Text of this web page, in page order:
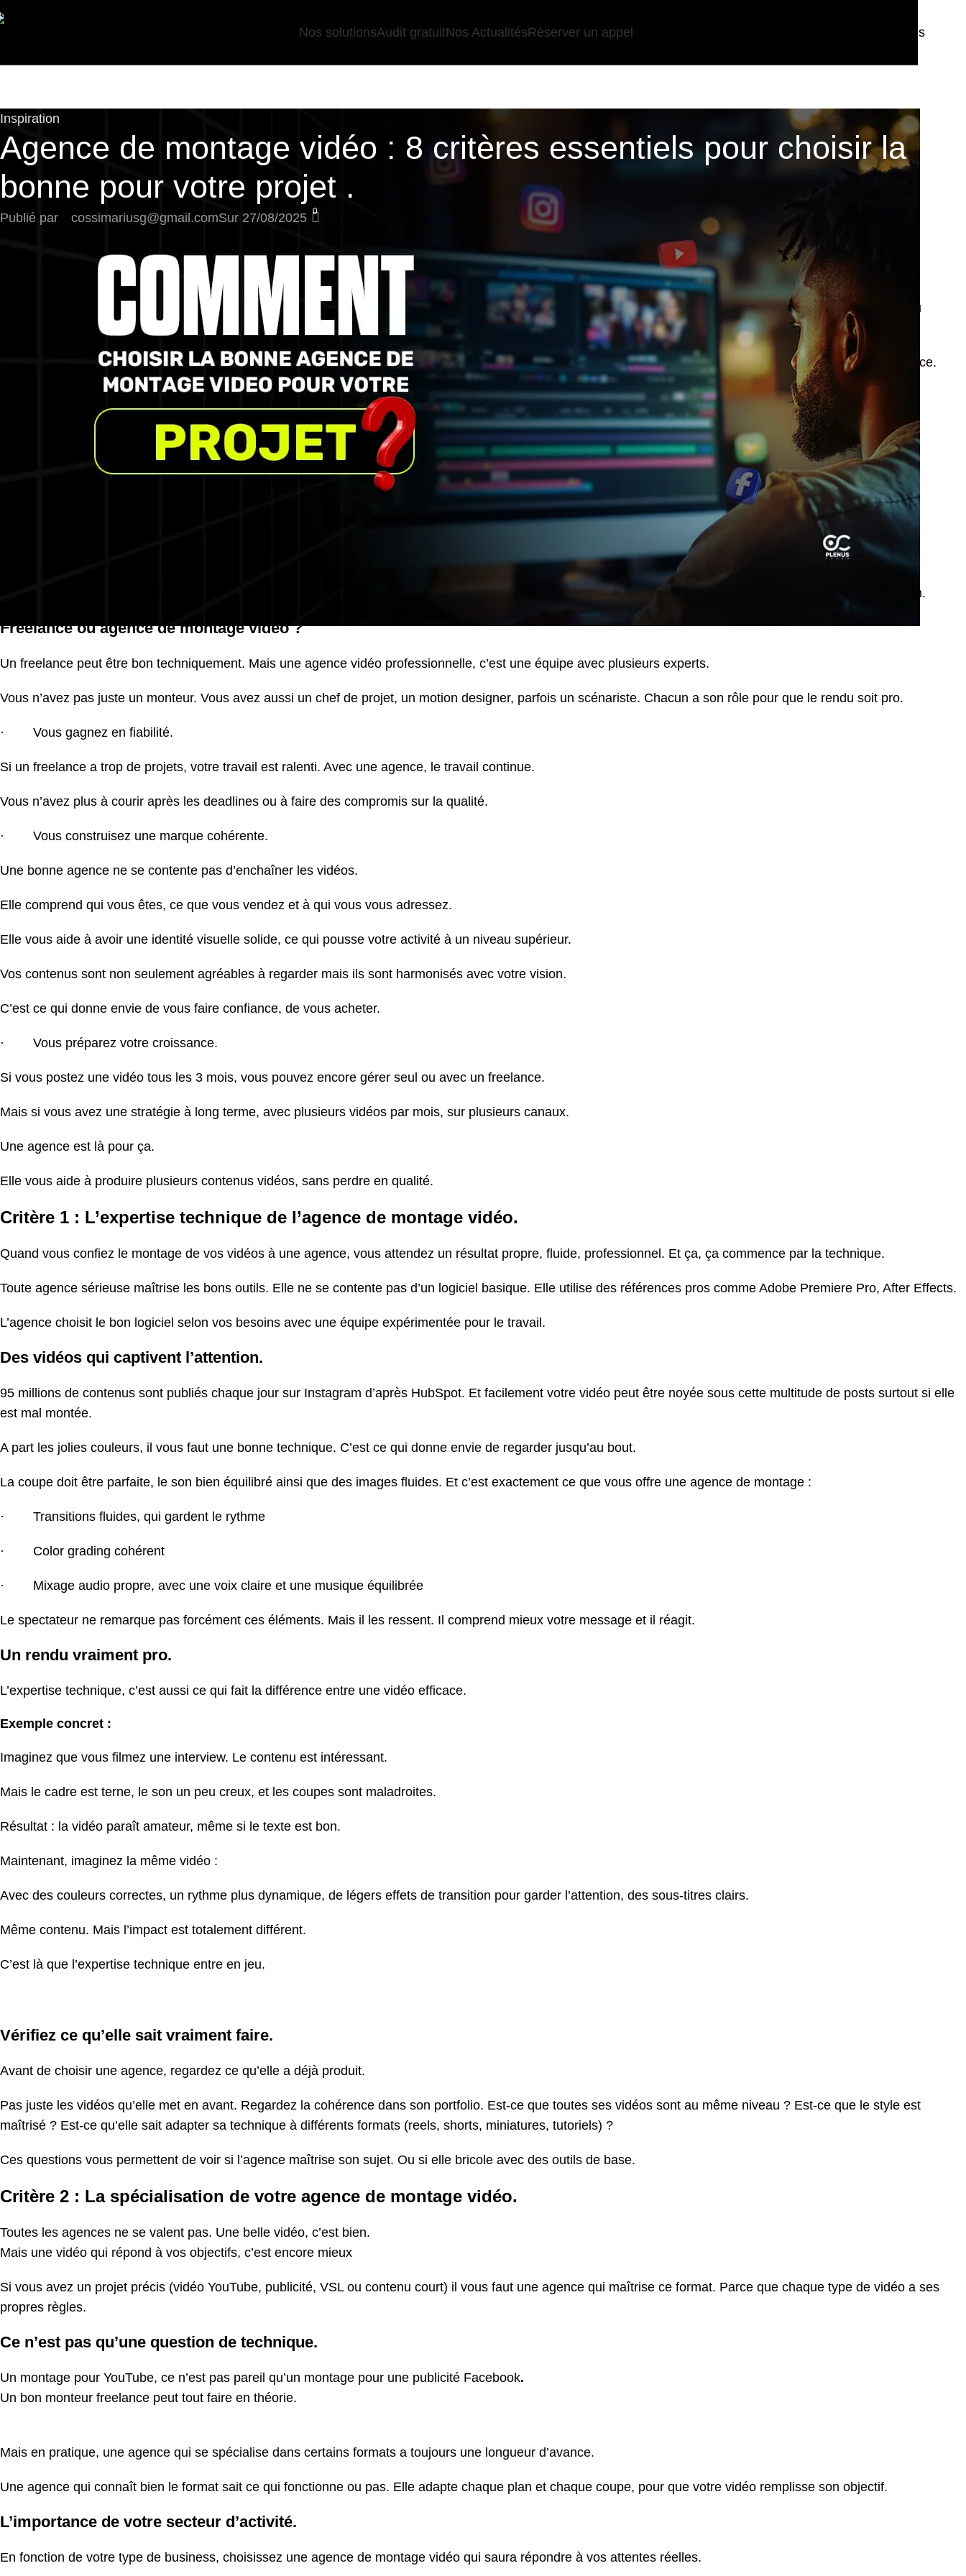
Skip to navigation
Nos solutionsAudit gratuitNos ActualitésRéserver un appel Pour les entreprises
Inspiration
Agence de montage vidéo : 8 critères essentiels pour choisir la
bonne pour votre projet .
Publié par cossimariusg@gmail.comSur 27/08/2025 0
Vous êtes entrepreneur, créateur de contenus ou chef de projets et vous savez que la qualité de vos vidéos influence directement vos ventes et votre image.
Mais comment être sûr de choisir la bonne agence de montage vidéo? Ce prestataire qui pourra vous comprendre, respecter vos délais et surtout, qui délivrer du
Derrière une vidéo réussie, il y a un vrai travail de fond : maîtrise des outils, créativité, expérience, méthode. Ce sont tous ces éléments réunis qui font la différence.
Dans cet article, vous allez découvrir 8 critères pour bien choisir votre qui fera vraiment la différence.
Ces critères vont vous éviter de tomber sur des monteurs qui se contentent de coller des plans les uns après les autres. Je vous aide à repérer ceux qui savent
comment faire d’une vidéo un vrai outil marketing.
Quel est l’importance d’une agence de montage vidéo ?
Vous avez peut-être déjà travaillé avec un freelance pour monter vos vidéos. Ou vous avez tenté de le faire vous-même, surtout si vous avez un budget serré.
Entre les délais trop longs, des contenus de basse qualité, un manque de stratégie vous vous retrouvez à perdre du temps et de l’énergie pour un résultat moyen.
Freelance ou agence de montage vidéo ?
Un freelance peut être bon techniquement. Mais une agence vidéo professionnelle, c’est une équipe avec plusieurs experts.
Vous n’avez pas juste un monteur. Vous avez aussi un chef de projet, un motion designer, parfois un scénariste. Chacun a son rôle pour que le rendu soit pro.
· Vous gagnez en fiabilité.
Si un freelance a trop de projets, votre travail est ralenti. Avec une agence, le travail continue.
Vous n’avez plus à courir après les deadlines ou à faire des compromis sur la qualité.
· Vous construisez une marque cohérente.
Une bonne agence ne se contente pas d’enchaîner les vidéos.
Elle comprend qui vous êtes, ce que vous vendez et à qui vous vous adressez.
Elle vous aide à avoir une identité visuelle solide, ce qui pousse votre activité à un niveau supérieur.
Vos contenus sont non seulement agréables à regarder mais ils sont harmonisés avec votre vision.
C’est ce qui donne envie de vous faire confiance, de vous acheter.
· Vous préparez votre croissance.
Si vous postez une vidéo tous les 3 mois, vous pouvez encore gérer seul ou avec un freelance.
Mais si vous avez une stratégie à long terme, avec plusieurs vidéos par mois, sur plusieurs canaux.
Une agence est là pour ça.
Elle vous aide à produire plusieurs contenus vidéos, sans perdre en qualité.
Critère 1 : L’expertise technique de l’agence de montage vidéo.
Quand vous confiez le montage de vos vidéos à une agence, vous attendez un résultat propre, fluide, professionnel. Et ça, ça commence par la technique.
Toute agence sérieuse maîtrise les bons outils. Elle ne se contente pas d’un logiciel basique. Elle utilise des références pros comme Adobe Premiere Pro, After Effects.
L’agence choisit le bon logiciel selon vos besoins avec une équipe expérimentée pour le travail.
Des vidéos qui captivent l’attention.
95 millions de contenus sont publiés chaque jour sur Instagram d’après HubSpot. Et facilement votre vidéo peut être noyée sous cette multitude de posts surtout si elle
est mal montée.
A part les jolies couleurs, il vous faut une bonne technique. C’est ce qui donne envie de regarder jusqu’au bout.
La coupe doit être parfaite, le son bien équilibré ainsi que des images fluides. Et c’est exactement ce que vous offre une agence de montage :
· Transitions fluides, qui gardent le rythme
· Color grading cohérent
· Mixage audio propre, avec une voix claire et une musique équilibrée
Le spectateur ne remarque pas forcément ces éléments. Mais il les ressent. Il comprend mieux votre message et il réagit.
Un rendu vraiment pro.
L’expertise technique, c’est aussi ce qui fait la différence entre une vidéo efficace.
Exemple concret :
Imaginez que vous filmez une interview. Le contenu est intéressant.
Mais le cadre est terne, le son un peu creux, et les coupes sont maladroites.
Résultat : la vidéo paraît amateur, même si le texte est bon.
Maintenant, imaginez la même vidéo :
Avec des couleurs correctes, un rythme plus dynamique, de légers effets de transition pour garder l’attention, des sous-titres clairs.
Même contenu. Mais l’impact est totalement différent.
C’est là que l’expertise technique entre en jeu.
Vérifiez ce qu’elle sait vraiment faire.
Avant de choisir une agence, regardez ce qu’elle a déjà produit.
Pas juste les vidéos qu’elle met en avant. Regardez la cohérence dans son portfolio. Est-ce que toutes ses vidéos sont au même niveau ? Est-ce que le style est
maîtrisé ? Est-ce qu’elle sait adapter sa technique à différents formats (reels, shorts, miniatures, tutoriels) ?
Ces questions vous permettent de voir si l’agence maîtrise son sujet. Ou si elle bricole avec des outils de base.
Critère 2 : La spécialisation de votre agence de montage vidéo.
Toutes les agences ne se valent pas. Une belle vidéo, c’est bien.
Mais une vidéo qui répond à vos objectifs, c’est encore mieux
Si vous avez un projet précis (vidéo YouTube, publicité, VSL ou contenu court) il vous faut une agence qui maîtrise ce format. Parce que chaque type de vidéo a ses
propres règles.
Ce n’est pas qu’une question de technique.
Un montage pour YouTube, ce n’est pas pareil qu’un montage pour une publicité Facebook.
Un bon monteur freelance peut tout faire en théorie.
Mais en pratique, une agence qui se spécialise dans certains formats a toujours une longueur d’avance.
Une agence qui connaît bien le format sait ce qui fonctionne ou pas. Elle adapte chaque plan et chaque coupe, pour que votre vidéo remplisse son objectif.
L’importance de votre secteur d’activité.
En fonction de votre type de business, choisissez une agence de montage vidéo qui saura répondre à vos attentes réelles.